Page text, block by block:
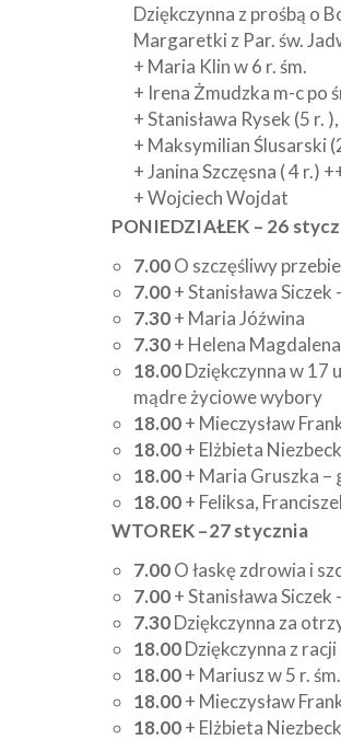
Dziękczynna z prośbą o
Margaretki z Par. św.
+ Maria Klin w 6 r. śm.
+ Irena Żmudzka m-c po
+ Stanisława Rysek (5 r.
+ Maksymilian Ślusarski
+ Janina Szczęsna ( 4 r.)
+ Wojciech Wojdat
PONIEDZIAŁEK – 26
7.00O szczęśliwy
7.00+ Stanisława Siczek
7.30+ Maria Jóźwina
7.30+ Helena
18.00Dziękczynna w 17
mądre życiowe wybory
18.00+ Mieczysław
18.00+ Elżbieta
18.00+ Maria Gruszka –
18.00+ Feliksa,
WTOREK –27 stycznia
7.00O łaskę zdrowia i
7.00+ Stanisława
7.30Dziękczynna za
18.00Dziękczynna z
18.00+ Mariusz w 5 r. śm.
18.00+ Mieczysław
18.00+ Elżbieta